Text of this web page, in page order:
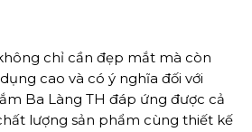
chỉ cần đẹp mắt mà còn
cao và có ý nghĩa đối với
Ba Làng TH đáp ứng được cả
lượng sản phẩm cùng thiết kế